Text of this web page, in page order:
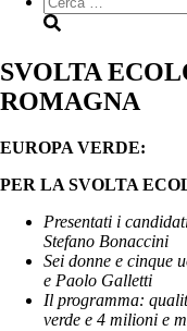
per:
SVOLTA
ROMAGNA
EUROPA VERDE:
PER LA SVOLTA
Presentati i
Stefano Bonaccini
Sei donne e cinque
e Paolo Galletti
Il programma:
verde e 4 milioni e